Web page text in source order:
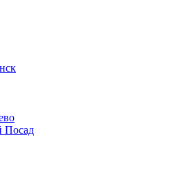
Посад